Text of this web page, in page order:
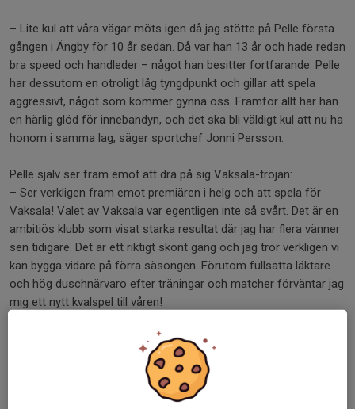
– Lite kul att våra vägar möts igen då jag stötte på Pelle första
gången i Ängby för 10 år sedan. Då var han 13 år och hade redan
bra speed och handleder – något han besitter fortfarande. Pelle
har dessutom en otroligt låg tyngdpunkt och gillar att spela
aggressivt, något som kommer gynna oss. Framför allt har han
en härlig glöd för innebandyn, och det ska bli väldigt kul att nu ha
honom i samma lag, säger sportchef Jonni Persson.
Pelle själv ser fram emot att dra på sig Vaksala-tröjan:
– Ser verkligen fram emot premiären i helg och att spela för
Vaksala! Valet av Vaksala var egentligen inte så svårt. Det är en
ambitiös klubb som visat starka resultat där jag har flera vänner
sen tidigare. Det är ett riktigt skönt gäng och jag tror verkligen vi
kan bygga vidare på förra säsongen. Förutom fullsatta läktare
och hög duschnärvaro efter träningar och matcher förväntar jag
mig ett nytt kvalspel till våren!
Varmt välkommen till Vaksala SK IBK, Pelle